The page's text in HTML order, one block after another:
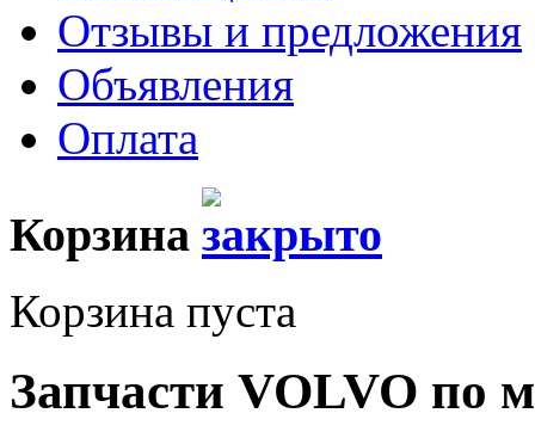
Отзывы и предложения
Объявления
Оплата
Корзина
Корзина пуста
Запчасти VOLVO по